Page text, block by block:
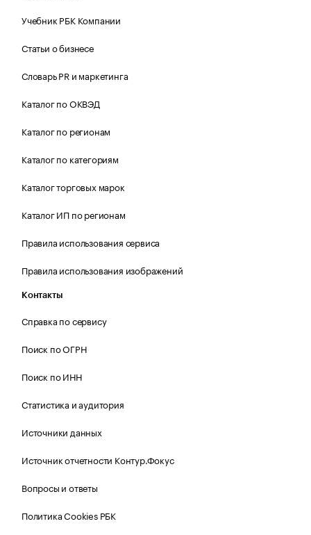
Учебник РБК Компании
Статьи о бизнесе
Словарь PR и маркетинга
Каталог по ОКВЭД
Каталог по регионам
Каталог по категориям
Каталог торговых марок
Каталог ИП по регионам
Правила использования сервиса
Правила использования изображений
Контакты
Справка по сервису
Поиск по ОГРН
Поиск по ИНН
Статистика и аудитория
Источники данных
Источник отчетности Контур.Фокус
Вопросы и ответы
Политика Cookies РБК